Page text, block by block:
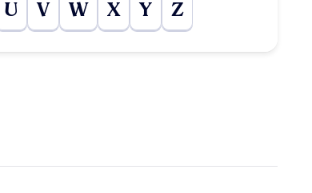
U V W X Y Z